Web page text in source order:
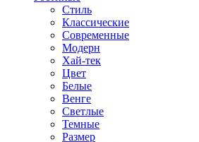
Стиль
Классические
Современные
Модерн
Хай-тек
Цвет
Белые
Венге
Светлые
Темные
Размер